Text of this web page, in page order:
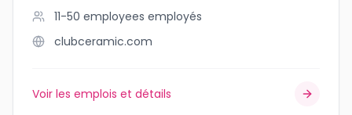
11-50 employees employés
clubceramic.com
Voir les emplois et détails